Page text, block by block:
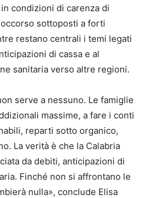
condizioni di carenza di
sottoposti a forti
restano centrali i temi legati
di cassa e al
sanitaria verso altre regioni.
serve a nessuno. Le famiglie
massime, a fare i conti
reparti sotto organico,
La verità è che la Calabria
da debiti, anticipazioni di
Finché non si affrontano le
nulla», conclude Elisa